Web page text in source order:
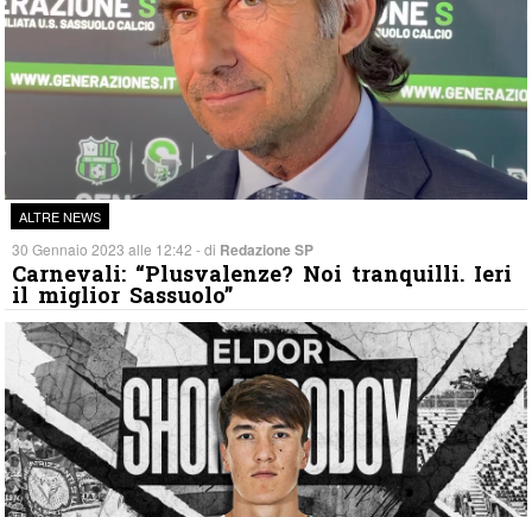
ALTRE NEWS
30 Gennaio 2023 alle 12:42 - di Redazione SP
Carnevali: “Plusvalenze? Noi tranquilli. Ieri
il miglior Sassuolo”